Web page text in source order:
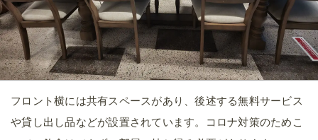
フロント横には共有スペースがあり、後述する無料サービス
や貸し出し品などが設置されています。コロナ対策のためこ